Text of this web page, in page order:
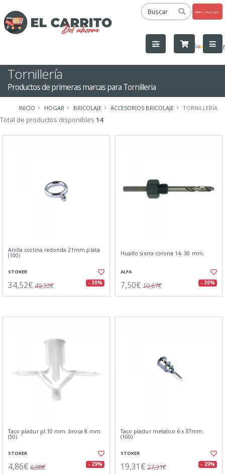
by
Tornillería
Productos de primeras marcas para Tornilleria
INICIO HOGAR BRICOLAJE ACCESORIOS BRICOLAJE TORNILLERÍA
Total de productos disponibles 14
Anilla cortina redonda 21mm.plata
(100)
STOKER
34,52€ 49,32€ - 30%
Husillo sierra corona 14- 30 mm.
ALFA
7,50€ 10,67€ - 30%
Taco pladur pl.10 mm. broca 8 mm.
(50)
STOKER
4,86€ 6,88€ - 29%
Taco pladur metalico 6 x 37mm.
(100)
STOKER
19,31€ 27,31€ - 29%